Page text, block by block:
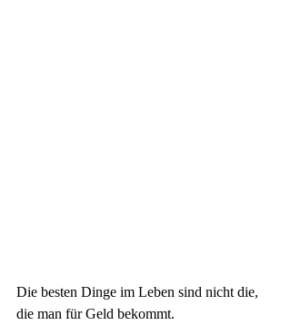
Die besten Dinge im Leben sind nicht die,
die man für Geld bekommt.